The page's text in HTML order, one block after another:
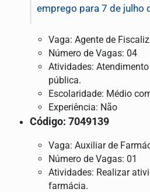
emprego para 7 de julho
Vaga: Agente de
Número de Vagas: 04
Atividades:
pública.
Escolaridade: Médio
Experiência: Não
Código: 7049139
Vaga: Auxiliar de
Número de Vagas: 01
Atividades: Realizar
farmácia.